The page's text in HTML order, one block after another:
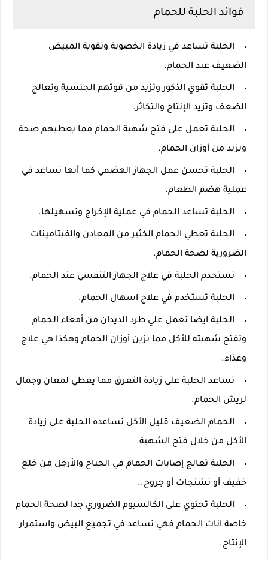
فوائد الحلبة للحمام
الحلبة تساعد في زيادة الخصوبة وتقوية المبيض
الضعيف عند الحمام.
الحلبة تقوي الذكور وتزيد من قوتهم الجنسية وتعالج
الضعف وتزيد الإنتاج والتكاثر.
الحلبة تعمل على فتح شهية الحمام مما يعطيهم صحة
ويزيد من أوزان الحمام.
الحلبة تحسن عمل الجهاز الهضمي كما أنها تساعد في
عملية هضم الطعام.
الحلبة تساعد الحمام في عملية الإخراج وتسهيلها.
الحلبة تعطي الحمام الكثير من المعادن والفيتامينات
الضرورية لصحة الحمام.
تستخدم الحلبة في علاج الجهاز التنفسي عند الحمام.
الحلبة تستخدم في علاج اسهال الحمام.
الحلبة ايضا تعمل علي طرد الديدان من أمعاء الحمام
وتفتح شهيته للأكل مما يزين أوزان الحمام وهكذا هي علاج
وغذاء.
تساعد الحلبة على زيادة التعرق مما يعطي لمعان وجمال
لريش الحمام.
الحمام الضعيف قليل الأكل تساعده الحلبة على زيادة
الأكل من خلال فتح الشهية.
الحلبة تعالج إصابات الحمام في الجناح والأرجل من خلع
خفيف أو تشنجات أو جروح..
الحلبة تحتوي على الكالسيوم الضروري جدا لصحة الحمام
خاصة اناث الحمام فهي تساعد في تجميع البيض واستمرار
الإنتاج.